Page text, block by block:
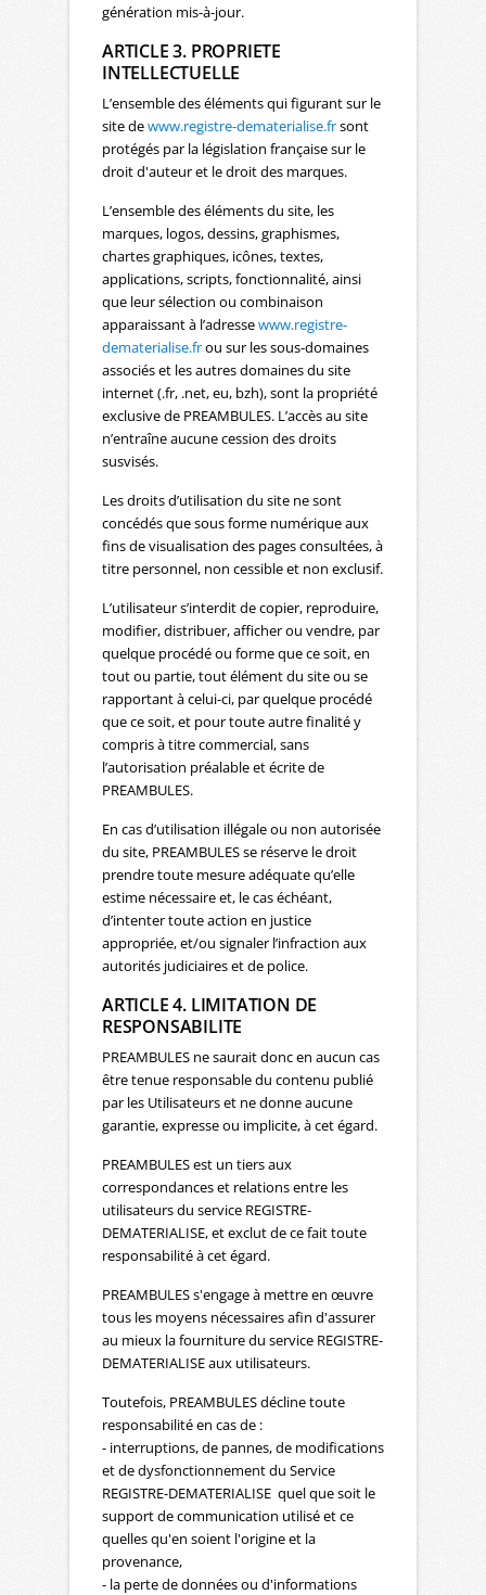
génération mis-à-jour.
ARTICLE 3. PROPRIETE
INTELLECTUELLE
L’ensemble des éléments qui figurant sur le
site dewww.registre-dematerialise.frsont
protégés par la législation française sur le
droit d'auteur et le droit des marques.
L’ensemble des éléments du site, les
marques, logos, dessins, graphismes,
chartes graphiques, icônes, textes,
applications, scripts, fonctionnalité, ainsi
que leur sélection ou combinaison
apparaissant à l’adressewww.registre-
dematerialise.frou sur les sous-domaines
associés et les autres domaines du site
internet (.fr, .net, eu, bzh), sont la propriété
exclusive de PREAMBULES. L’accès au site
n’entraîne aucune cession des droits
susvisés.
Les droits d’utilisation du site ne sont
concédés que sous forme numérique aux
fins de visualisation des pages consultées, à
titre personnel, non cessible et non exclusif.
L’utilisateur s’interdit de copier, reproduire,
modifier, distribuer, afficher ou vendre, par
quelque procédé ou forme que ce soit, en
tout ou partie, tout élément du site ou se
rapportant à celui-ci, par quelque procédé
que ce soit, et pour toute autre finalité y
compris à titre commercial, sans
l’autorisation préalable et écrite de
PREAMBULES.
En cas d’utilisation illégale ou non autorisée
du site, PREAMBULES se réserve le droit
prendre toute mesure adéquate qu’elle
estime nécessaire et, le cas échéant,
d’intenter toute action en justice
appropriée, et/ou signaler l’infraction aux
autorités judiciaires et de police.
ARTICLE 4. LIMITATION DE
RESPONSABILITE
PREAMBULES ne saurait donc en aucun cas
être tenue responsable du contenu publié
par les Utilisateurs et ne donne aucune
garantie, expresse ou implicite, à cet égard.
PREAMBULES est un tiers aux
correspondances et relations entre les
utilisateurs du service REGISTRE-
DEMATERIALISE, et exclut de ce fait toute
responsabilité à cet égard.
PREAMBULES s'engage à mettre en œuvre
tous les moyens nécessaires afin d'assurer
au mieux la fourniture du service REGISTRE-
DEMATERIALISE aux utilisateurs.
Toutefois, PREAMBULES décline toute
responsabilité en cas de :
- interruptions, de pannes, de modifications
et de dysfonctionnement du Service
REGISTRE-DEMATERIALISE quel que soit le
support de communication utilisé et ce
quelles qu'en soient l'origine et la
provenance,
- la perte de données ou d'informations